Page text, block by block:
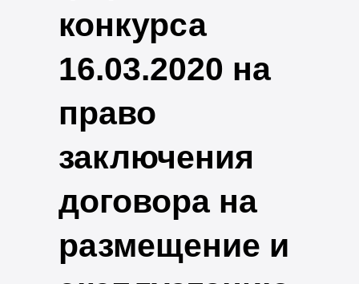
конкурса
16.03.2020 на
право
заключения
договора на
размещение и